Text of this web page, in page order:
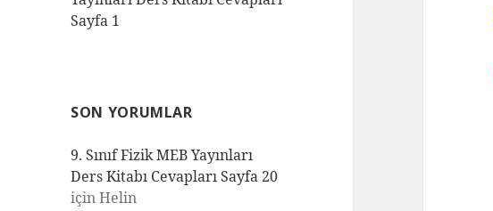
Sayfa 1
SON YORUMLAR
9. Sınıf Fizik MEB Yayınları
Ders Kitabı Cevapları Sayfa 20
içinHelin